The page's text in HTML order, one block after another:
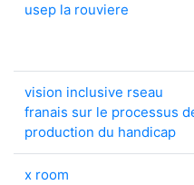
usep la rouviere
vision inclusive rseau
franais sur le processus
production du handicap
x room